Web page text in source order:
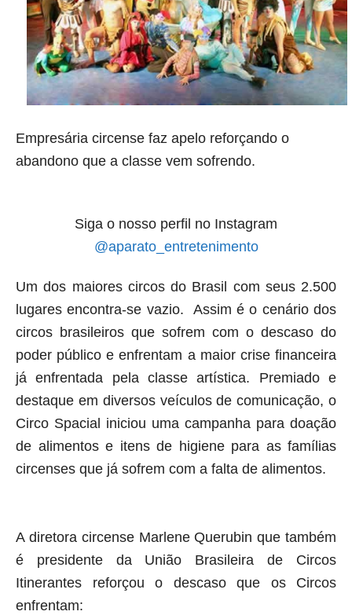
Empresária circense faz apelo reforçando o
abandono que a classe vem sofrendo.
Siga o nosso perfil no Instagram
@aparato_entretenimento
Um dos maiores circos do Brasil com seus 2.500
lugares encontra-se vazio. Assim é o cenário dos
circos brasileiros que sofrem com o descaso do
poder público e enfrentam a maior crise financeira
já enfrentada pela classe artística. Premiado e
destaque em diversos veículos decomunicação, o
Circo Spacial iniciou uma campanha para doação
de alimentos e itens de higiene para as famílias
circenses que já sofrem com a falta de alimentos.
A diretora circense Marlene Querubin que também
é presidente da União Brasileira de Circos
Itinerantes reforçou o descaso que os Circos
enfrentam: